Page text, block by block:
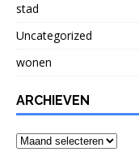
stad
Uncategorized
wonen
ARCHIEVEN
Archieven